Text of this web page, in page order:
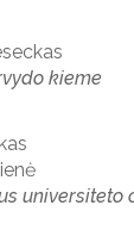
kieme
universiteto